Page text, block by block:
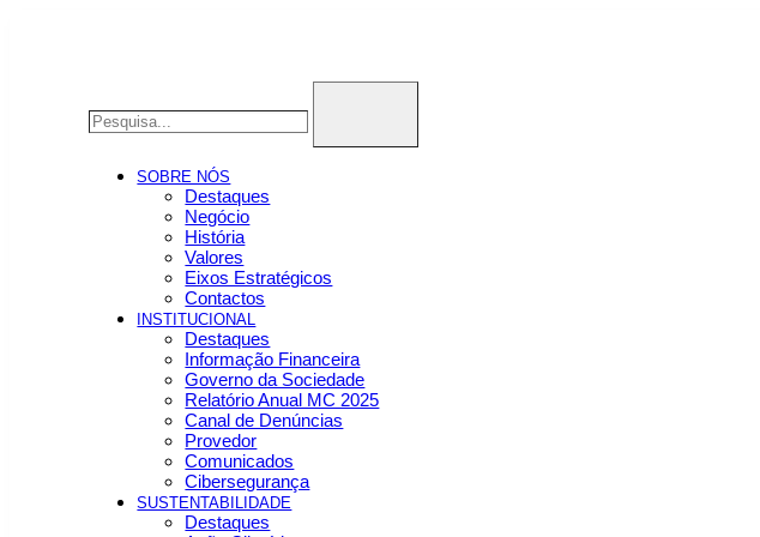
SOBRE NÓS
Destaques
Negócio
História
Valores
Eixos Estratégicos
Contactos
INSTITUCIONAL
Destaques
Informação Financeira
Governo da Sociedade
Relatório Anual MC 2025
Canal de Denúncias
Provedor
Comunicados
Cibersegurança
SUSTENTABILIDADE
Destaques